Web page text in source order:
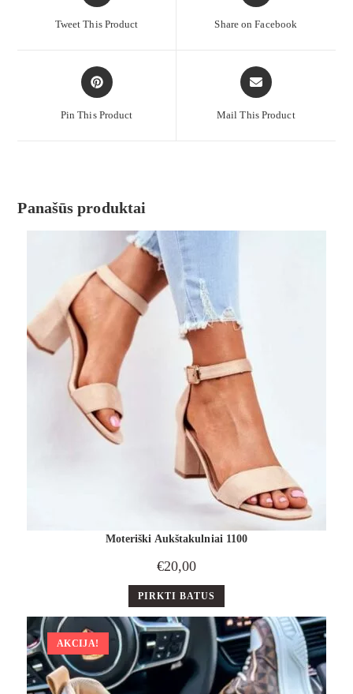
Tweet This Product Share on Facebook
Pin This Product Mail This Product
Panašūs produktai
Moteriški Aukštakulniai 1100
€20,00
PIRKTI BATUS
AKCIJA!